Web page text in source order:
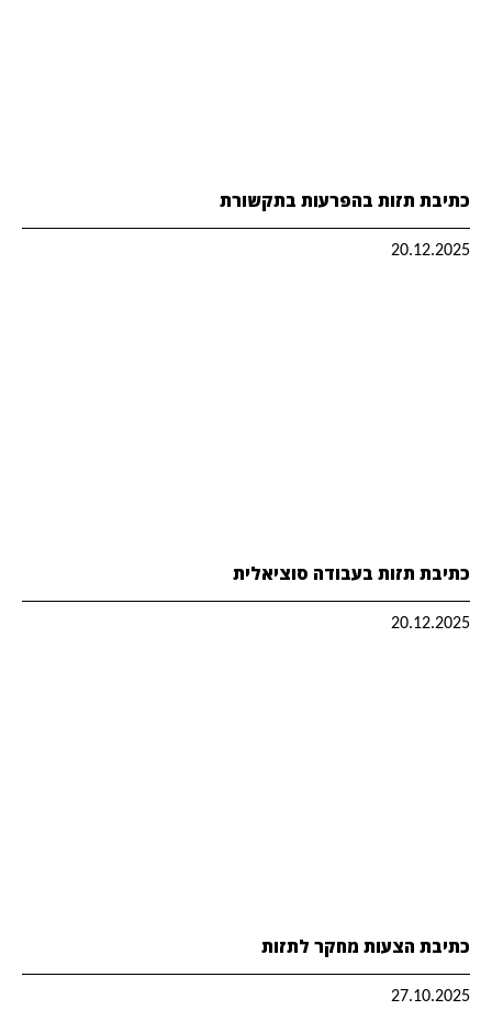
כתיבת תזות בהפרעות בתקשורת
20.12.2025
כתיבת תזות בעבודה סוציאלית
20.12.2025
כתיבת הצעות מחקר לתזות
27.10.2025